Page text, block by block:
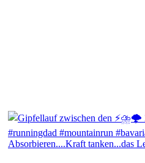
Absorbieren....Kraft tanken...das